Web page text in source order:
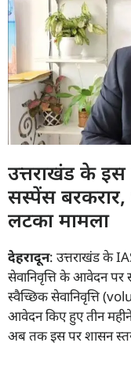
उत्तराखंड के
सस्पेंस
लटका मामला
देहरादून: उत्तराखंड के
सेवानिवृत्ति के आवेदन पर
स्वैच्छिक सेवानिवृत्ति
आवेदन किए हुए तीन
अब तक इस पर शासन